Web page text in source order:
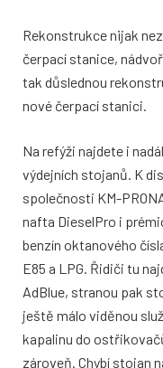
Rekonstrukce nijak
čerpací stanice,
tak důslednou
nové čerpací stanici.
Na refýži najdete i
výdejních stojanů. K
společnosti KM-
nafta DieselPro i
benzín oktanového
E85 a LPG. Řidiči tu
AdBlue, stranou pak
ještě málo viděnou
kapalinu do
zároveň. Chybí stojan